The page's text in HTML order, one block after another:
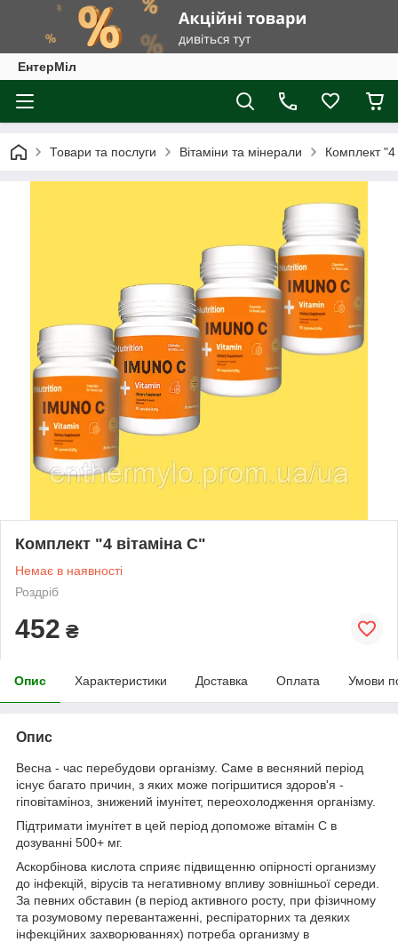
ЕнтерМіл
Товари та послуги Вітаміни та мінерали Комплект "4
Комплект "4 вітаміна С"
Немає в наявності
Роздріб
452 ₴
Опис Характеристики Доставка Оплата Умови
Опис
Весна - час перебудови організму. Саме в весняний період
існує багато причин, з яких може погіршитися здоров'я -
гіповітаміноз, знижений імунітет, переохолодження організму.
Підтримати імунітет в цей період допоможе вітамін С в
дозуванні 500+ мг.
Аскорбінова кислота сприяє підвищенню опірності организму
до інфекцій, вірусів та негативному впливу зовнішньої середи.
За певних обставин (в період активного росту, при фізичному
та розумовому перевантаженні, респіраторних та деяких
інфекційних захворюваннях) потреба организму в